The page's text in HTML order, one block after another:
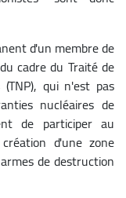
d'un membre de
cadre du Traité de
qui n'est pas
nucléaires de
de participer au
d'une zone
de destruction